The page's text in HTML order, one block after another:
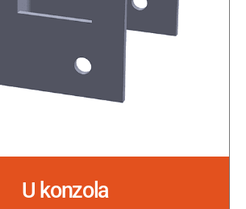
U konzola